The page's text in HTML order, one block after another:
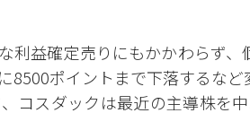
利益確定売りにもかかわらず
8500ポイントまで下落するな
コスダックは最近の主導株を